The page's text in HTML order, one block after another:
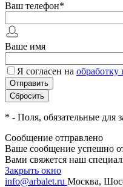
Ваш телефон*
Ваше имя
Я согласен на
* - Поля, обязательные для
Сообщение отправлено
Ваше сообщение успешно
Вами свяжется наш
Закрыть окно
info@arbalet.ru Москва,